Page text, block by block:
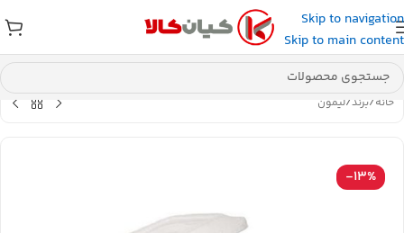
Skip to navigation
Skip to main content
عضو کانال بله کیان کالا شوید و کد تخفیف دریافت کنید.
خانه/برند/لیمون
-13%